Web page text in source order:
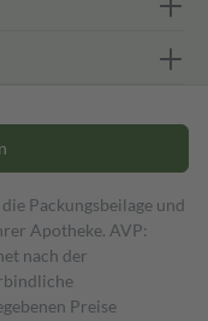
Packungsbeilage und
Apotheke. AVP:
nach der
Preise